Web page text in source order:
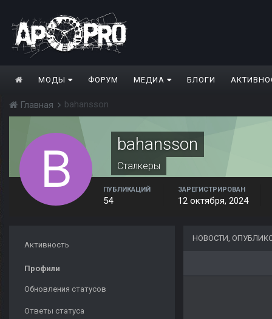
МОДЫ ФОРУМ МЕДИА БЛОГИ
Главная bahansson
bahansson
Сталкеры
ПУБЛИКАЦИЙ
54
ЗАРЕГИСТРИРОВАН
12 октября, 2024
Активность
Профили
Обновления статусов
Ответы статуса
НОВОСТИ,